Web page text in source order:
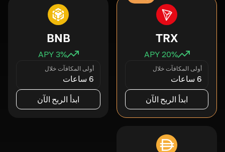
TRX
20% APY
أولى المكافآت خلال
6 ساعات
ابدأ الربح الآن
BNB
3% APY
أولى المكافآت خلال
6 ساعات
ابدأ الربح الآن